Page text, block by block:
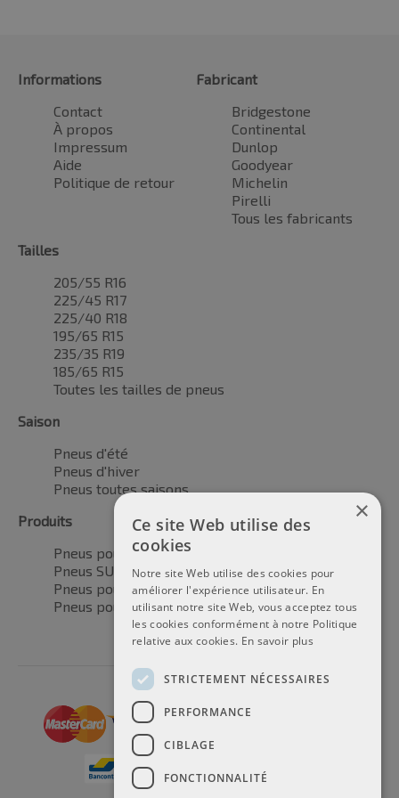
Informations
Contact
À propos
Impressum
Aide
Politique de retour
Fabricant
Bridgestone
Continental
Dunlop
Goodyear
Michelin
Pirelli
Tous les fabricants
Tailles
205/55 R16
225/45 R17
225/40 R18
195/65 R15
235/35 R19
185/65 R15
Toutes les tailles de pneus
Saison
Pneus d'été
Pneus d'hiver
Pneus toutes saisons
Produits
Pneus pour voitures
Pneus SUV / 4x4
Pneus pour camionnettes
Pneus pour motos
×
Ce site Web utilise des
cookies
Notre site Web utilise des cookies pour
améliorer l'expérience utilisateur. En
utilisant notre site Web, vous acceptez tous
les cookies conformément à notre Politique
relative aux cookies. En savoir plus
STRICTEMENT NÉCESSAIRES
PERFORMANCE
CIBLAGE
FONCTIONNALITÉ